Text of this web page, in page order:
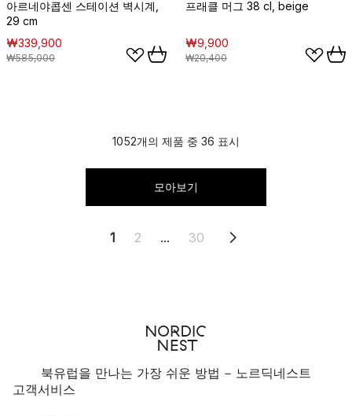
아르네야콥센 스테이션 벽시계,
29 cm
₩339,900
₩585,000
프래클 머그 38 cl, beige
₩9,900
₩20,400
1052개의 제품 중 36 표시
모아보기
1 2 ... 30
북유럽을 만나는 가장 쉬운 방법 - 노르딕네스트
고객서비스